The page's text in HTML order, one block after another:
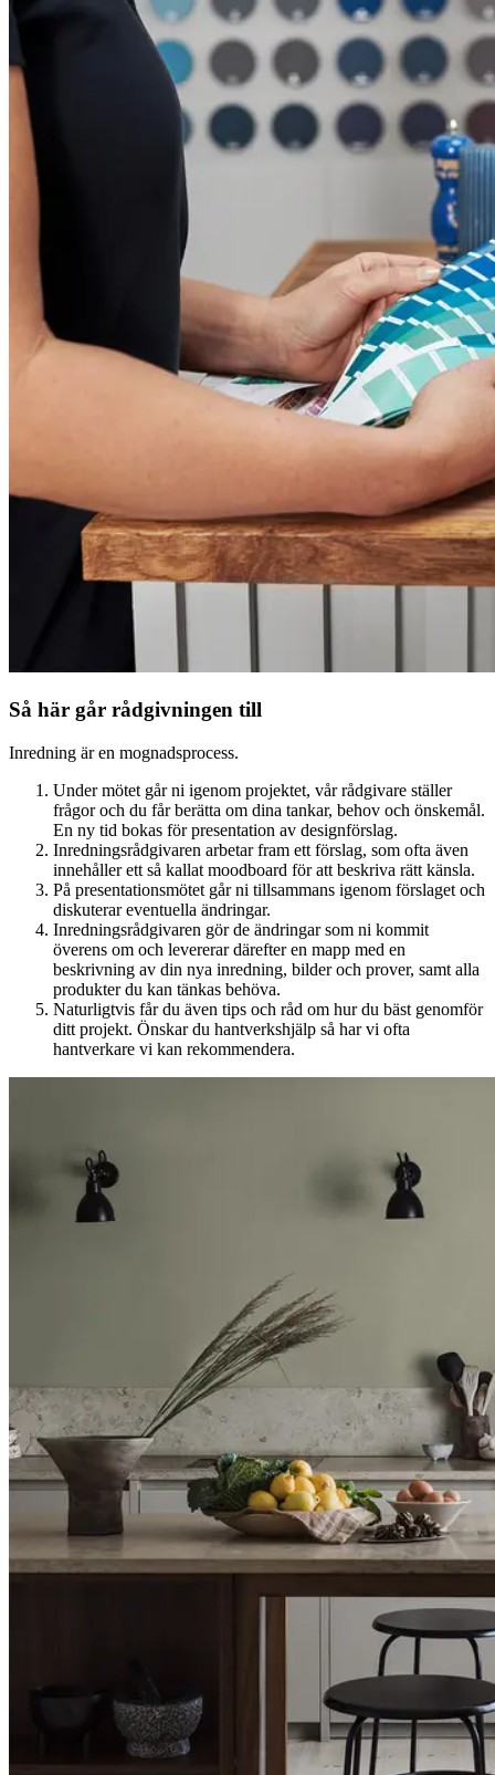
Så här går rådgivningen till
Inredning är en mognadsprocess.
Under mötet går ni igenom projektet, vår rådgivare ställer
frågor och du får berätta om dina tankar, behov och önskemål.
En ny tid bokas för presentation av designförslag.
Inredningsrådgivaren arbetar fram ett förslag, som ofta även
innehåller ett så kallat moodboard för att beskriva rätt känsla.
På presentationsmötet går ni tillsammans igenom förslaget och
diskuterar eventuella ändringar.
Inredningsrådgivaren gör de ändringar som ni kommit
överens om och levererar därefter en mapp med en
beskrivning av din nya inredning, bilder och prover, samt alla
produkter du kan tänkas behöva.
Naturligtvis får du även tips och råd om hur du bäst genomför
ditt projekt. Önskar du hantverkshjälp så har vi ofta
hantverkare vi kan rekommendera.